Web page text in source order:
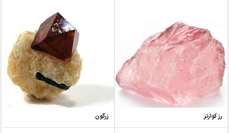
رز کوارتز زرگون